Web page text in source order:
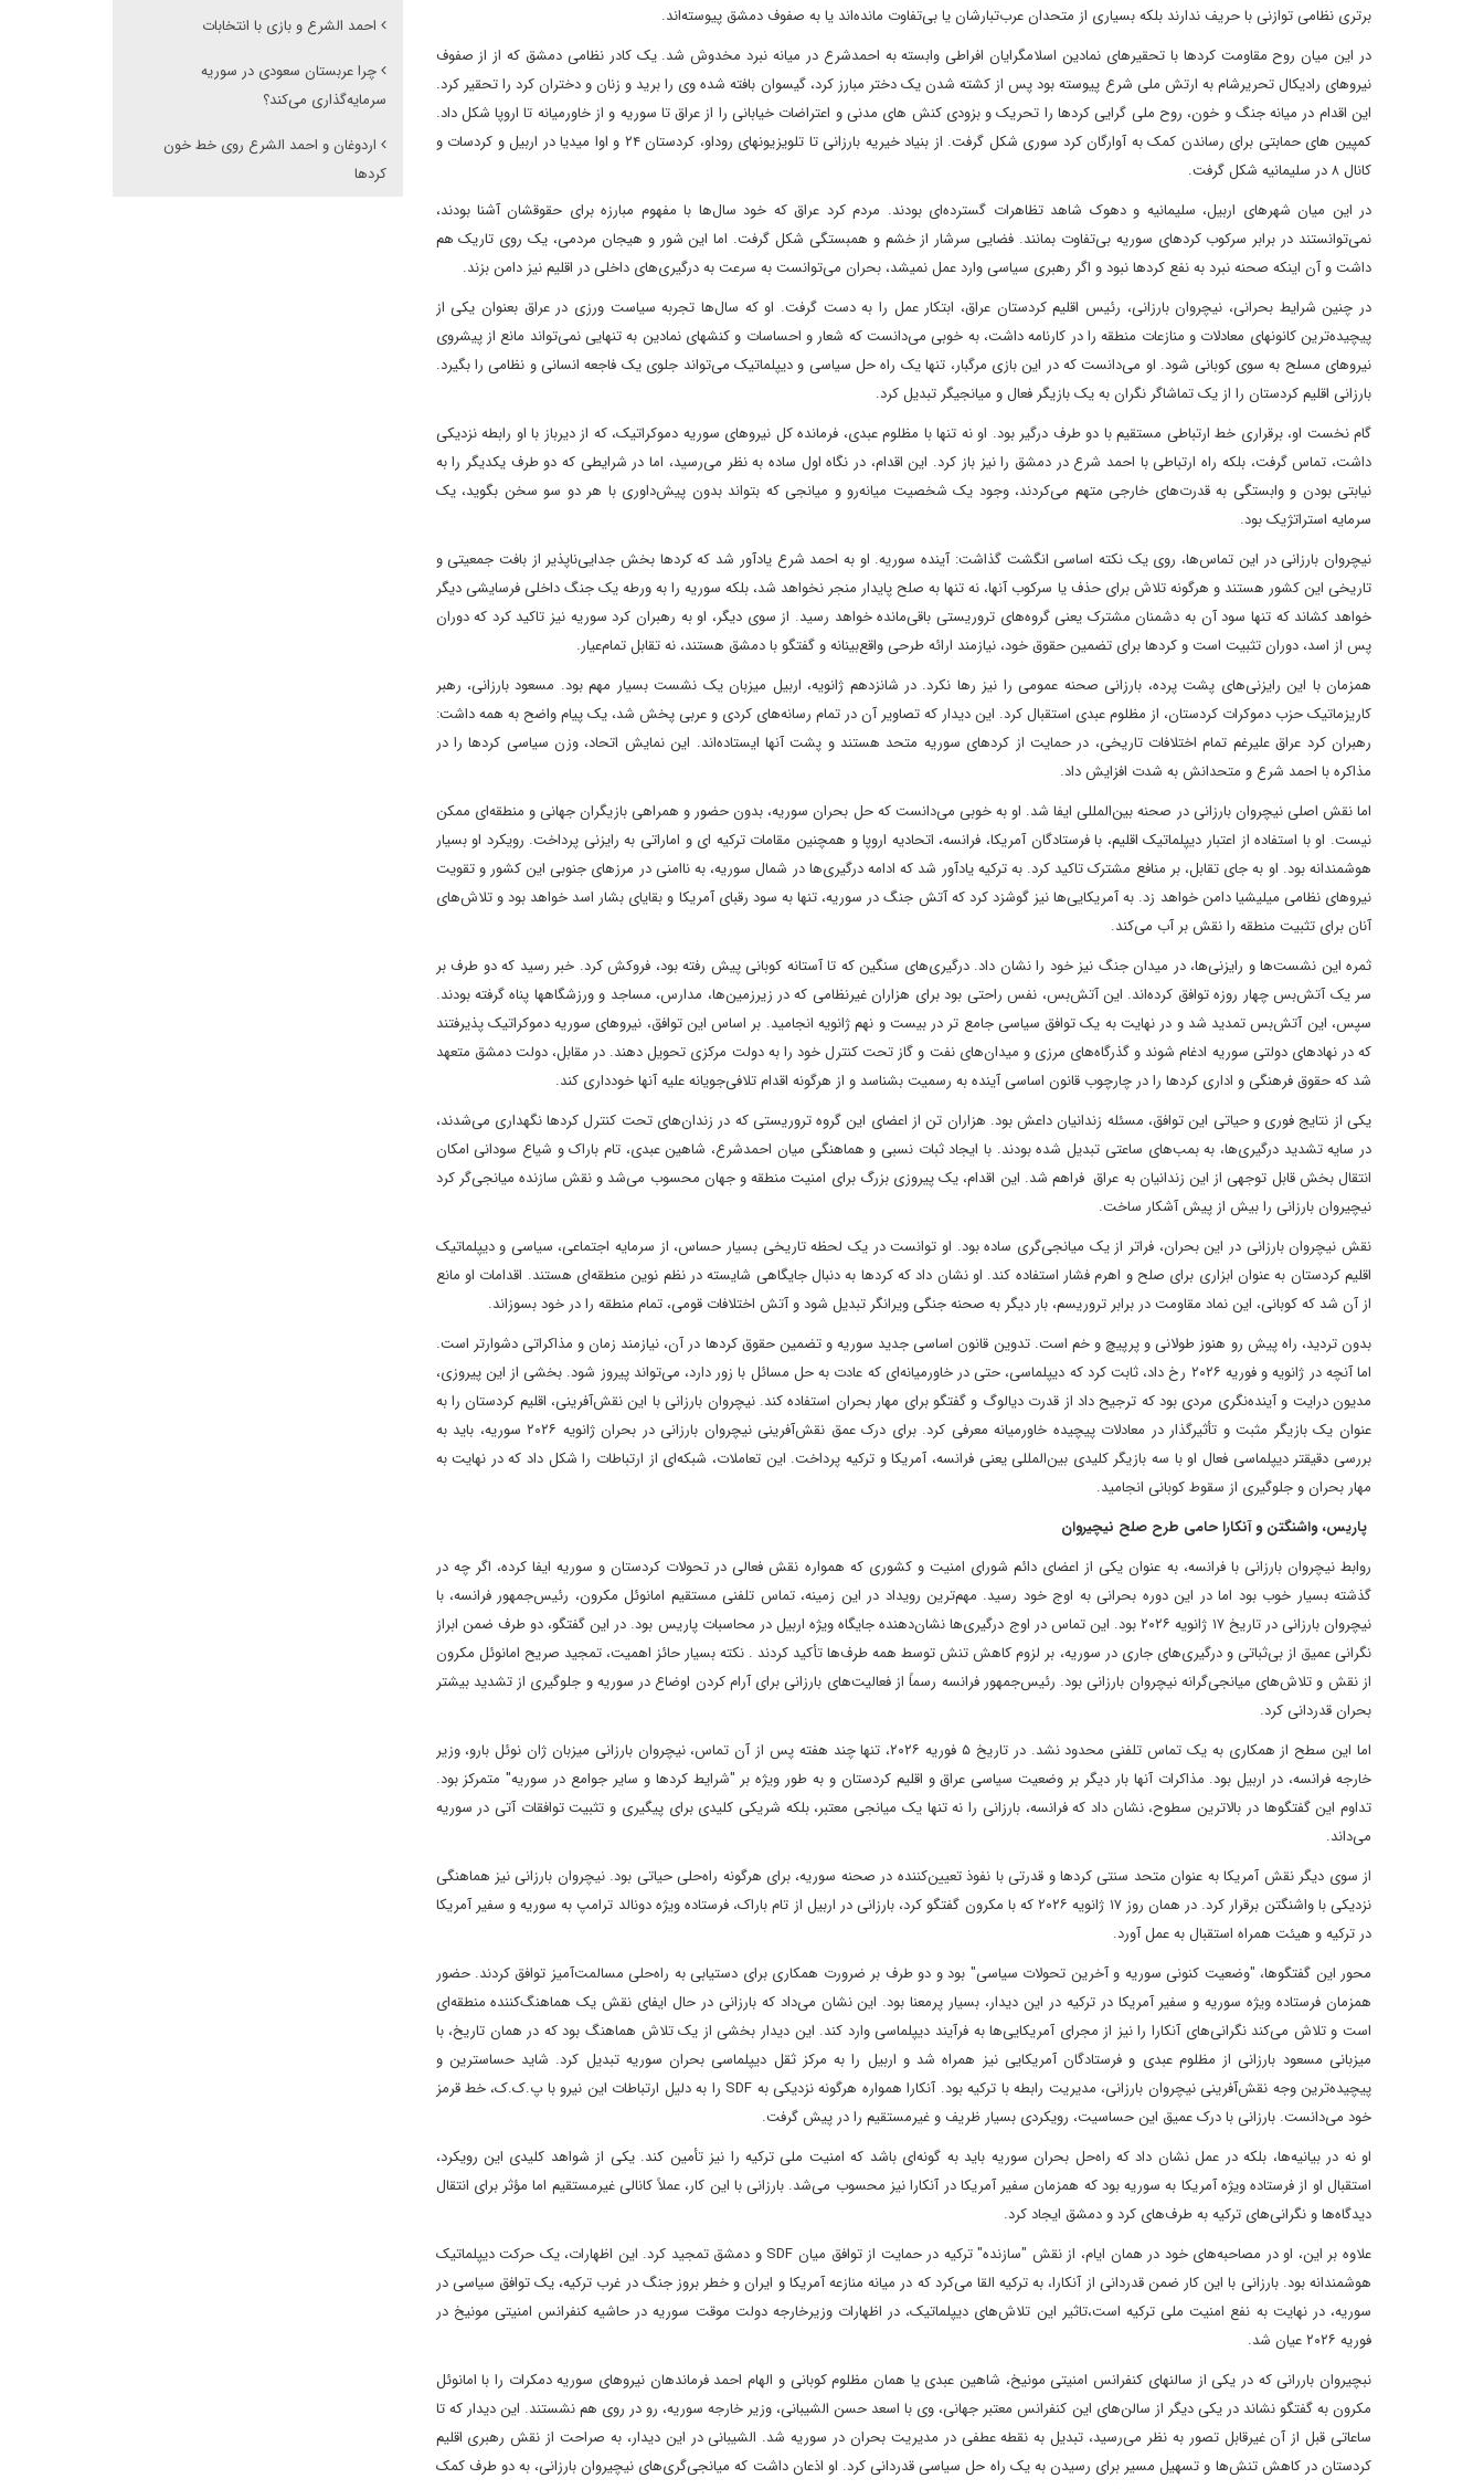
برتری نظامی توازنی با حریف ندارند بلکه بسیاری از متحدان عرب‌تبارشان یا بی‌تفاوت مانده‌اند یا به صفوف دمشق پیوسته‌اند.
در این میان روح مقاومت کردها با تحقیرهای نمادین اسلامگرایان افراطی وابسته به احمدشرع در میانه نبرد مخدوش شد. یک کادر نظامی دمشق که از از صفوف
نیروهای رادیکال تحریرشام به ارتش ملی شرع پیوسته بود پس از کشته شدن یک دختر مبارز کرد، گیسوان بافته شده وی را برید و زنان و دختران کرد را تحقیر کرد.
این اقدام در میانه جنگ و خون، روح ملی گرایی کردها را تحریک و بزودی کنش های مدنی و اعتراضات خیابانی را از عراق تا سوریه و از خاورمیانه تا اروپا شکل داد.
کمپین های حمابتی برای رساندن کمک به آوارگان کرد سوری شکل گرفت. از بنیاد خیریه بارزانی تا تلویزیونهای روداو، کردستان ۲۴ و اوا میدیا در اربیل و کردسات و
کانال ۸ در سلیمانیه شکل گرفت.
در این میان شهرهای اربیل، سلیمانیه و دهوک شاهد تظاهرات گسترده‌ای بودند. مردم کرد عراق که خود سال‌ها با مفهوم مبارزه برای حقوقشان آشنا بودند،
نمی‌توانستند در برابر سرکوب کردهای سوریه بی‌تفاوت بمانند. فضایی سرشار از خشم و همبستگی شکل گرفت. اما این شور و هیجان مردمی، یک روی تاریک هم
داشت و آن اینکه صحنه نبرد به نفع کردها نبود و اگر رهبری سیاسی وارد عمل نمیشد، بحران می‌توانست به سرعت به درگیری‌های داخلی در اقلیم نیز دامن بزند.
در چنین شرایط بحرانی، نیچروان بارزانی، رئیس اقلیم کردستان عراق، ابتکار عمل را به دست گرفت. او که سال‌ها تجربه سیاست ورزی در عراق بعنوان یکی از
پیچیده‌ترین کانونهای معادلات و منازعات منطقه را در کارنامه داشت، به خوبی می‌دانست که شعار و احساسات و کنشهای نمادین به تنهایی نمی‌تواند مانع از پیشروی
نیروهای مسلح به سوی کوبانی شود. او می‌دانست که در این بازی مرگبار، تنها یک راه حل سیاسی و دیپلماتیک می‌تواند جلوی یک فاجعه انسانی و نظامی را بگیرد.
بارزانی اقلیم کردستان را از یک تماشاگر نگران به یک بازیگر فعال و میانجیگر تبدیل کرد.
گام نخست او، برقراری خط ارتباطی مستقیم با دو طرف درگیر بود. او نه تنها با مظلوم عبدی، فرمانده کل نیروهای سوریه دموکراتیک، که از دیرباز با او رابطه نزدیکی
داشت، تماس گرفت، بلکه راه ارتباطی با احمد شرع در دمشق را نیز باز کرد. این اقدام، در نگاه اول ساده به نظر می‌رسید، اما در شرایطی که دو طرف یکدیگر را به
نیابتی بودن و وابستگی به قدرت‌های خارجی متهم می‌کردند، وجود یک شخصیت میانه‌رو و میانجی که بتواند بدون پیش‌داوری با هر دو سو سخن بگوید، یک
سرمایه استراتژیک بود.
نیچروان بارزانی در این تماس‌ها، روی یک نکته اساسی انگشت گذاشت: آینده سوریه. او به احمد شرع یادآور شد که کردها بخش جدایی‌ناپذیر از بافت جمعیتی و
تاریخی این کشور هستند و هرگونه تلاش برای حذف یا سرکوب آنها، نه تنها به صلح پایدار منجر نخواهد شد، بلکه سوریه را به ورطه یک جنگ داخلی فرسایشی دیگر
خواهد کشاند که تنها سود آن به دشمنان مشترک یعنی گروه‌های تروریستی باقی‌مانده خواهد رسید. از سوی دیگر، او به رهبران کرد سوریه نیز تاکید کرد که دوران
پس از اسد، دوران تثبیت است و کردها برای تضمین حقوق خود، نیازمند ارائه طرحی واقع‌بینانه و گفتگو با دمشق هستند، نه تقابل تمام‌عیار.
همزمان با این رایزنی‌های پشت پرده، بارزانی صحنه عمومی را نیز رها نکرد. در شانزدهم ژانویه، اربیل میزبان یک نشست بسیار مهم بود. مسعود بارزانی، رهبر
کاریزماتیک حزب دموکرات کردستان، از مظلوم عبدی استقبال کرد. این دیدار که تصاویر آن در تمام رسانه‌های کردی و عربی پخش شد، یک پیام واضح به همه داشت:
رهبران کرد عراق علیرغم تمام اختلافات تاریخی، در حمایت از کردهای سوریه متحد هستند و پشت آنها ایستاده‌اند. این نمایش اتحاد، وزن سیاسی کردها را در
مذاکره‌ با احمد شرع و متحدانش به شدت افزایش داد.
اما نقش اصلی نیچروان بارزانی در صحنه بین‌المللی ایفا شد. او به خوبی می‌دانست که حل بحران سوریه، بدون حضور و همراهی بازیگران جهانی و منطقه‌ای ممکن
نیست. او با استفاده از اعتبار دیپلماتیک اقلیم، با فرستادگان آمریکا، فرانسه، اتحادیه اروپا و همچنین مقامات ترکیه ای و اماراتی به رایزنی پرداخت. رویکرد او بسیار
هوشمندانه بود. او به جای تقابل، بر منافع مشترک تاکید کرد. به ترکیه یادآور شد که ادامه درگیری‌ها در شمال سوریه، به ناامنی در مرزهای جنوبی این کشور و تقویت
نیروهای نظامی میلیشیا دامن خواهد زد. به آمریکایی‌ها نیز گوشزد کرد که آتش جنگ در سوریه، تنها به سود رقبای آمریکا و بقایای بشار اسد خواهد بود و تلاش‌های
آنان برای تثبیت منطقه را نقش بر آب می‌کند.
ثمره این نشست‌ها و رایزنی‌ها، در میدان جنگ نیز خود را نشان داد. درگیری‌های سنگین که تا آستانه کوبانی پیش رفته بود، فروکش کرد. خبر رسید که دو طرف بر
سر یک آتش‌بس چهار روزه توافق کرده‌اند. این آتش‌بس، نفس راحتی بود برای هزاران غیرنظامی که در زیرزمین‌ها، مدارس، مساجد و ورزشگاهها پناه گرفته بودند.
سپس، این آتش‌بس تمدید شد و در نهایت به یک توافق سیاسی جامع تر در بیست و نهم ژانویه انجامید. بر اساس این توافق، نیروهای سوریه دموکراتیک پذیرفتند
که در نهادهای دولتی سوریه ادغام شوند و گذرگاه‌های مرزی و میدان‌های نفت و گاز تحت کنترل خود را به دولت مرکزی تحویل دهند. در مقابل، دولت دمشق متعهد
شد که حقوق فرهنگی و اداری کردها را در چارچوب قانون اساسی آینده به رسمیت بشناسد و از هرگونه اقدام تلافی‌جویانه علیه آنها خودداری کند.
یکی از نتایج فوری و حیاتی این توافق، مسئله زندانیان داعش بود. هزاران تن از اعضای این گروه تروریستی که در زندان‌های تحت کنترل کردها نگهداری می‌شدند،
در سایه تشدید درگیری‌ها، به بمب‌های ساعتی تبدیل شده بودند. با ایجاد ثبات نسبی و هماهنگی میان احمدشرع، شاهین عبدی، تام باراک و شیاع سودانی امکان
انتقال بخش قابل توجهی از این زندانیان به عراق فراهم شد. این اقدام، یک پیروزی بزرگ برای امنیت منطقه و جهان محسوب می‌شد و نقش سازنده میانجی‌گر کرد
نیچیروان بارزانی را بیش از پیش آشکار ساخت.
نقش نیچروان بارزانی در این بحران، فراتر از یک میانجی‌گری ساده بود. او توانست در یک لحظه تاریخی بسیار حساس، از سرمایه اجتماعی، سیاسی و دیپلماتیک
اقلیم کردستان به عنوان ابزاری برای صلح و اهرم فشار استفاده کند. او نشان داد که کردها به دنبال جایگاهی شایسته در نظم نوین منطقه‌ای هستند. اقدامات او مانع
از آن شد که کوبانی، این نماد مقاومت در برابر تروریسم، بار دیگر به صحنه جنگی ویرانگر تبدیل شود و آتش اختلافات قومی، تمام منطقه را در خود بسوزاند.
بدون تردید، راه پیش رو هنوز طولانی و پرپیچ و خم است. تدوین قانون اساسی جدید سوریه و تضمین حقوق کردها در آن، نیازمند زمان و مذاکراتی دشوارتر است.
اما آنچه در ژانویه و فوریه ۲۰۲۶ رخ داد، ثابت کرد که دیپلماسی، حتی در خاورمیانه‌ای که عادت به حل مسائل با زور دارد، می‌تواند پیروز شود. بخشی از این پیروزی،
مدیون درایت و آینده‌نگری مردی بود که ترجیح داد از قدرت دیالوگ و گفتگو برای مهار بحران استفاده کند. نیچروان بارزانی با این نقش‌آفرینی، اقلیم کردستان را به
عنوان یک بازیگر مثبت و تأثیرگذار در معادلات پیچیده خاورمیانه معرفی کرد. برای درک عمق نقش‌آفرینی نیچروان بارزانی در بحران ژانویه ۲۰۲۶ سوریه، باید به
بررسی دقیقتر دیپلماسی فعال او با سه بازیگر کلیدی بین‌المللی یعنی فرانسه، آمریکا و ترکیه پرداخت. این تعاملات، شبکه‌ای از ارتباطات را شکل داد که در نهایت به
مهار بحران و جلوگیری از سقوط کوبانی انجامید.
پاریس، واشنگتن و آنکارا حامی طرح صلح نیچیروان
روابط نیچروان بارزانی با فرانسه، به عنوان یکی از اعضای دائم شورای امنیت و کشوری که همواره نقش فعالی در تحولات کردستان و سوریه ایفا کرده، اگر چه در
گذشته بسیار خوب بود اما در این دوره بحرانی به اوج خود رسید. مهم‌ترین رویداد در این زمینه، تماس تلفنی مستقیم امانوئل مکرون، رئیس‌جمهور فرانسه، با
نیچروان بارزانی در تاریخ ۱۷ ژانویه ۲۰۲۶ بود. این تماس در اوج درگیری‌ها نشان‌دهنده جایگاه ویژه اربیل در محاسبات پاریس بود. در این گفتگو، دو طرف ضمن ابراز
نگرانی عمیق از بی‌ثباتی و درگیری‌های جاری در سوریه، بر لزوم کاهش تنش توسط همه طرف‌ها تأکید کردند . نکته بسیار حائز اهمیت، تمجید صریح امانوئل مکرون
از نقش و تلاش‌های میانجی‌گرانه نیچروان بارزانی بود. رئیس‌جمهور فرانسه رسماً از فعالیت‌های بارزانی برای آرام کردن اوضاع در سوریه و جلوگیری از تشدید بیشتر
بحران قدردانی کرد.
اما این سطح از همکاری به یک تماس تلفنی محدود نشد. در تاریخ ۵ فوریه ۲۰۲۶، تنها چند هفته پس از آن تماس، نیچروان بارزانی میزبان ژان نوئل بارو، وزیر
خارجه فرانسه، در اربیل بود. مذاکرات آنها بار دیگر بر وضعیت سیاسی عراق و اقلیم کردستان و به طور ویژه بر "شرایط کردها و سایر جوامع در سوریه" متمرکز بود.
تداوم این گفتگوها در بالاترین سطوح، نشان داد که فرانسه، بارزانی را نه تنها یک میانجی معتبر، بلکه شریکی کلیدی برای پیگیری و تثبیت توافقات آتی در سوریه
می‌داند.
از سوی دیگر نقش آمریکا به عنوان متحد سنتی کردها و قدرتی با نفوذ تعیین‌کننده در صحنه سوریه، برای هرگونه راه‌حلی حیاتی بود. نیچروان بارزانی نیز هماهنگی
نزدیکی با واشنگتن برقرار کرد. در همان روز ۱۷ ژانویه ۲۰۲۶ که با مکرون گفتگو کرد، بارزانی در اربیل از تام باراک، فرستاده ویژه دونالد ترامپ به سوریه و سفیر آمریکا
در ترکیه و هیئت همراه استقبال به عمل آورد.
محور این گفتگوها، "وضعیت کنونی سوریه و آخرین تحولات سیاسی" بود و دو طرف بر ضرورت همکاری برای دستیابی به راه‌حلی مسالمت‌آمیز توافق کردند. حضور
همزمان فرستاده ویژه سوریه و سفیر آمریکا در ترکیه در این دیدار، بسیار پرمعنا بود. این نشان می‌داد که بارزانی در حال ایفای نقش یک هماهنگ‌کننده منطقه‌ای
است و تلاش می‌کند نگرانی‌های آنکارا را نیز از مجرای آمریکایی‌ها به فرآیند دیپلماسی وارد کند. این دیدار بخشی از یک تلاش هماهنگ بود که در همان تاریخ، با
میزبانی مسعود بارزانی از مظلوم عبدی و فرستادگان آمریکایی نیز همراه شد و اربیل را به مرکز ثقل دیپلماسی بحران سوریه تبدیل کرد. شاید حساسترین و
پیچیده‌ترین وجه نقش‌آفرینی نیچروان بارزانی، مدیریت رابطه با ترکیه بود. آنکارا همواره هرگونه نزدیکی به SDF را به دلیل ارتباطات این نیرو با پ.ک.ک، خط قرمز
خود می‌دانست. بارزانی با درک عمیق این حساسیت، رویکردی بسیار ظریف و غیرمستقیم را در پیش گرفت.
او نه در بیانیه‌ها، بلکه در عمل نشان داد که راه‌حل بحران سوریه باید به گونه‌ای باشد که امنیت ملی ترکیه را نیز تأمین کند. یکی از شواهد کلیدی این رویکرد،
استقبال او از فرستاده ویژه آمریکا به سوریه بود که همزمان سفیر آمریکا در آنکارا نیز محسوب می‌شد. بارزانی با این کار، عملاً کانالی غیرمستقیم اما مؤثر برای انتقال
دیدگاه‌ها و نگرانی‌های ترکیه به طرف‌های کرد و دمشق ایجاد کرد.
علاوه بر این، او در مصاحبه‌های خود در همان ایام، از نقش "سازنده" ترکیه در حمایت از توافق میان SDF و دمشق تمجید کرد. این اظهارات، یک حرکت دیپلماتیک
هوشمندانه بود. بارزانی با این کار ضمن قدردانی از آنکارا، به ترکیه القا می‌کرد که در میانه منازعه آمریکا و ایران و خطر بروز جنگ در غرب ترکیه، یک توافق سیاسی در
سوریه، در نهایت به نفع امنیت ملی ترکیه است،تاثیر این تلاش‌های دیپلماتیک، در اظهارات وزیرخارجه دولت موقت سوریه در حاشیه کنفرانس امنیتی مونیخ در
فوریه ۲۰۲۶ عیان شد.
نبچیروان باررانی که در یکی از سالنهای کنفرانس امنیتی مونیخ، شاهین عبدی یا همان مظلوم کوبانی و الهام احمد فرماندهان نیروهای سوریه دمکرات را با امانوئل
مکرون به گفتگو نشاند در یکی دیگر از سالن‌های این کنفرانس معتبر جهانی، وی با اسعد حسن الشیبانی، وزیر خارجه سوریه، رو در روی هم نشستند. این دیدار که تا
ساعاتی قبل از آن غیرقابل تصور به نظر می‌رسید، تبدیل به نقطه عطفی در مدیریت بحران در سوریه شد. الشیبانی در این دیدار، به صراحت از نقش رهبری اقلیم
کردستان در کاهش تنش‌ها و تسهیل مسیر برای رسیدن به یک راه حل سیاسی قدردانی کرد. او اذعان داشت که میانجی‌گری‌های نیچیروان بارزانی، به دو طرف کمک
احمد الشرع و بازی با انتخابات
چرا عربستان سعودی در سوریه
سرمایه‌گذاری می‌کند؟
اردوغان و احمد الشرع روی خط خون
کردها